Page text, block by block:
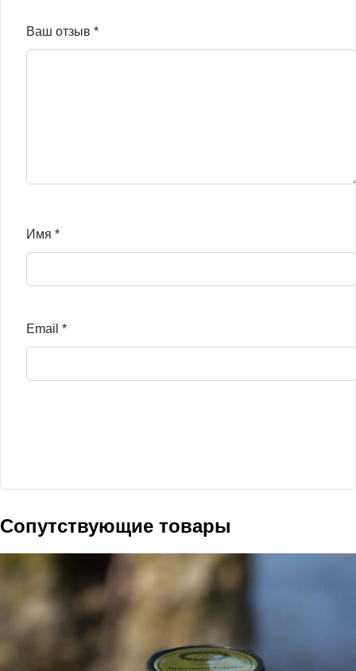
Ваш отзыв *
Имя *
Email *
Сопутствующие товары